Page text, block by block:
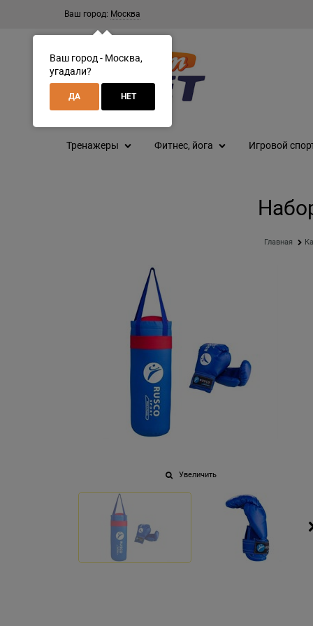
Ваш город: Москва
Тренажеры Фитнес, йога Игровой
Главная
Увеличить
Ваш город - Москва,
угадали?
ДА НЕТ